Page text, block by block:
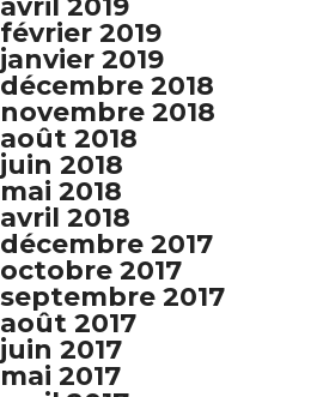
avril 2019
février 2019
janvier 2019
décembre 2018
novembre 2018
août 2018
juin 2018
mai 2018
avril 2018
décembre 2017
octobre 2017
septembre 2017
août 2017
juin 2017
mai 2017